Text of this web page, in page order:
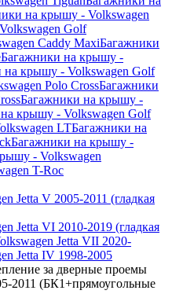
на крышу - Volkswagen
Golf
Caddy MaxiБагажники
Багажники на крышу -
на крышу - Volkswagen Golf
Polo CrossБагажники
Багажники на крышу -
крышу - Volkswagen Golf
LTБагажники на
Багажники на крышу -
- Volkswagen
T-Roc
Jetta V 2005-2011 (гладкая
Jetta VI 2010-2019 (гладкая
Jetta VII 2020-
Jetta IV 1998-2005
за дверные проемы
2011 (БК1+прямоугольные